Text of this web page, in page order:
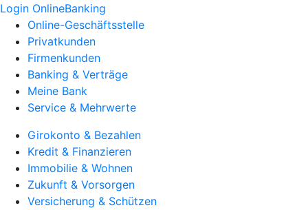
Login OnlineBanking
Online-Geschäftsstelle
Privatkunden
Firmenkunden
Banking & Verträge
Meine Bank
Service & Mehrwerte
Girokonto & Bezahlen
Kredit & Finanzieren
Immobilie & Wohnen
Zukunft & Vorsorgen
Versicherung & Schützen